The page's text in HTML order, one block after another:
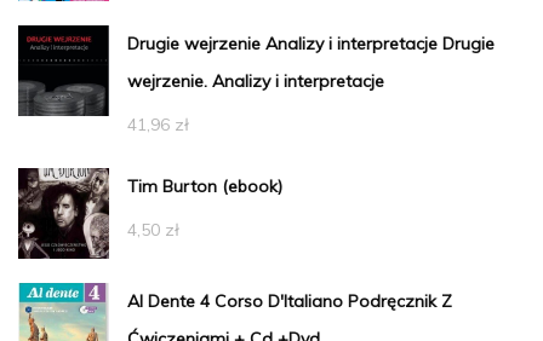
Drugie wejrzenie Analizy i interpretacje Drugie
wejrzenie. Analizy i interpretacje
41,96 zł
Tim Burton (ebook)
4,50 zł
Al Dente 4 Corso D'Italiano Podręcznik Z